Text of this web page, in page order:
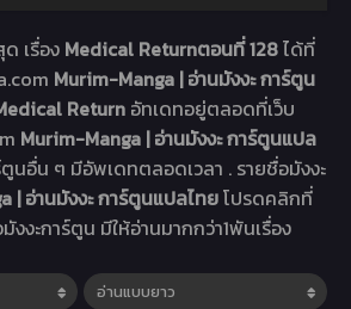
เรื่อง Medical Returnตอนที่ 128ได้ที่
Murim-Manga | อ่านมังงะ การ์ตูน
Return อัทเดทอยู่ตลอดที่เว็บ
Murim-Manga | อ่านมังงะ การ์ตูนแปล
นอื่น ๆ มีอัพเดทตลอดเวลา . รายชื่อมังงะ
| อ่านมังงะ การ์ตูนแปลไทยโปรดคลิกที่
งงะการ์ตูน มีให้อ่านมากกว่า1พันเรื่อง